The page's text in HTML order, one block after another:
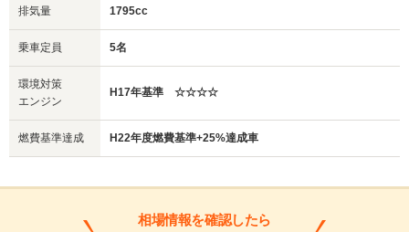
排気量 1795cc
乗車定員 5名
環境対策
エンジン
H17年基準 ☆☆☆☆
燃費基準達成 H22年度燃費基準+25%達成車
相場情報を確認したら